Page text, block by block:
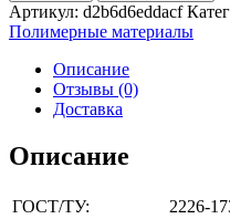
Артикул: d2b6d6eddacf
Полимерные материалы
Описание
Отзывы (0)
Доставка
Описание
ГОСТ/ТУ:
2226-